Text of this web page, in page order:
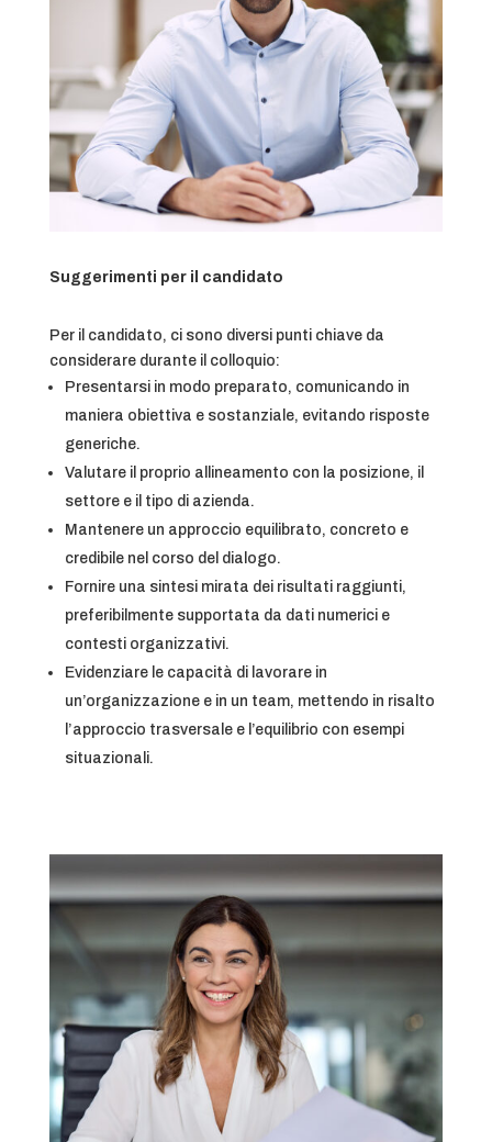
Suggerimenti per il candidato
Per il candidato, ci sono diversi punti chiave da
considerare durante il colloquio:
Presentarsi in modo preparato, comunicando in
maniera obiettiva e sostanziale, evitando risposte
generiche.
Valutare il proprio allineamento con la posizione, il
settore e il tipo di azienda.
Mantenere un approccio equilibrato, concreto e
credibile nel corso del dialogo.
Fornire una sintesi mirata dei risultati raggiunti,
preferibilmente supportata da dati numerici e
contesti organizzativi.
Evidenziare le capacità di lavorare in
un’organizzazione e in un team, mettendo in risalto
l’approccio trasversale e l’equilibrio con esempi
situazionali.